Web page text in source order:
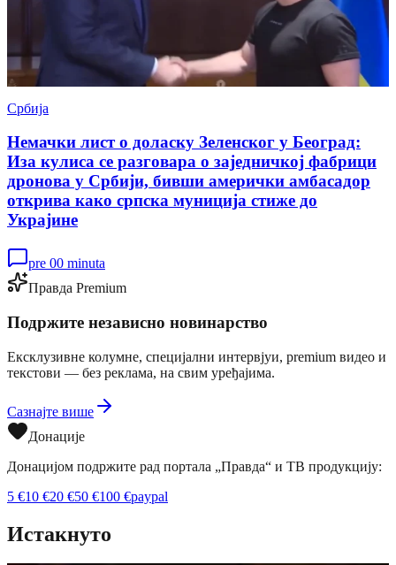
Србија
Немачки лист о доласку Зеленског у Београд:
Иза кулиса се разговара о заједничкој фабрици
дронова у Србији, бивши амерички амбасадор
открива како српска муниција стиже до
Украјине
pre 00 minuta
Правда Premium
Подржите независно новинарство
Ексклузивне колумне, специјални интервјуи, premium видео и
текстови — без реклама, на свим уређајима.
Сазнајте више
Донације
Донацијом подржите рад портала „Правда“ и ТВ продукцију:
5 €10 €20 €50 €100 €paypal
Истакнуто